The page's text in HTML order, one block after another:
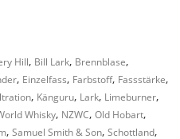
Hill, Bill Lark, Brennblase,
, Einzelfass, Farbstoff, Fassstärke,
, Känguru, Lark, Limeburner,
Whisky, NZWC,Old Hobart,
,Samuel Smith & Son,Schottland,